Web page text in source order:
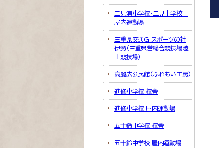
二見浦小学校・二見中学校
屋内運動場
三重県交通G スポーツの社
伊勢（三重県営総合競技場陸
上競技場）
高麗広公民館（ふれあい工房）
進修小学校 校舎
進修小学校 屋内運動場
五十鈴中学校 校舎
五十鈴中学校 屋内運動場